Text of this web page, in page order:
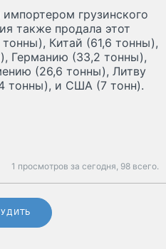
грузинского
также продала этот
Китай (61,6 тонны),
Германию (33,2 тонны),
(26,6 тонны), Литву
тонны), и США (7 тонн).
1 просмотров за сегодня, 98 всего.